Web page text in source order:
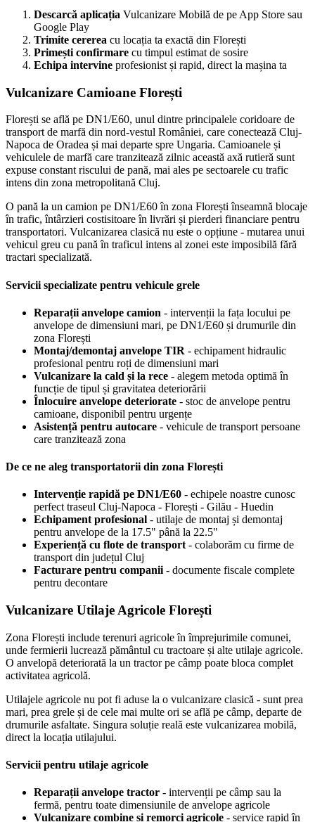
Descarcă aplicația Vulcanizare Mobilă de pe App Store sau
Google Play
Trimite cererea cu locația ta exactă din Florești
Primești confirmare cu timpul estimat de sosire
Echipa intervine profesionist și rapid, direct la mașina ta
Vulcanizare Camioane Florești
Florești se află pe DN1/E60, unul dintre principalele coridoare de
transport de marfă din nord-vestul României, care conectează Cluj-
Napoca de Oradea și mai departe spre Ungaria. Camioanele și
vehiculele de marfă care tranzitează zilnic această axă rutieră sunt
expuse constant riscului de pană, mai ales pe sectoarele cu trafic
intens din zona metropolitană Cluj.
O pană la un camion pe DN1/E60 în zona Florești înseamnă blocaje
în trafic, întârzieri costisitoare în livrări și pierderi financiare pentru
transportatori. Vulcanizarea clasică nu este o opțiune - mutarea unui
vehicul greu cu pană în traficul intens al zonei este imposibilă fără
tractari specializată.
Servicii specializate pentru vehicule grele
Reparații anvelope camion - intervenții la fața locului pe
anvelope de dimensiuni mari, pe DN1/E60 și drumurile din
zona Florești
Montaj/demontaj anvelope TIR - echipament hidraulic
profesional pentru roți de dimensiuni mari
Vulcanizare la cald și la rece - alegem metoda optimă în
funcție de tipul și gravitatea deteriorării
Înlocuire anvelope deteriorate - stoc de anvelope pentru
camioane, disponibil pentru urgențe
Asistență pentru autocare - vehicule de transport persoane
care tranzitează zona
De ce ne aleg transportatorii din zona Florești
Intervenție rapidă pe DN1/E60 - echipele noastre cunosc
perfect traseul Cluj-Napoca - Florești - Gilău - Huedin
Echipament profesional - utilaje de montaj și demontaj
pentru anvelope de la 17.5" până la 22.5"
Experiență cu flote de transport- colaborăm cu firme de
transport din județul Cluj
Facturare pentru companii- documente fiscale complete
pentru decontare
Vulcanizare Utilaje Agricole Florești
Zona Florești include terenuri agricole în împrejurimile comunei,
unde fermierii lucrează pământul cu tractoare și alte utilaje agricole.
O anvelopă deteriorată la un tractor pe câmp poate bloca complet
activitatea agricolă.
Utilajele agricole nu pot fi aduse la o vulcanizare clasică - sunt prea
mari, prea grele și de cele mai multe ori se află pe câmp, departe de
drumurile asfaltate. Singura soluție reală este vulcanizarea mobilă,
direct la locația utilajului.
Servicii pentru utilaje agricole
Reparații anvelope tractor - intervenții pe câmp sau la
fermă, pentru toate dimensiunile de anvelope agricole
Vulcanizare combine și remorci agricole - service rapid în